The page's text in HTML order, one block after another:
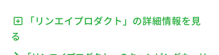
パー）「リンエイプロダクト」の詳細情報を